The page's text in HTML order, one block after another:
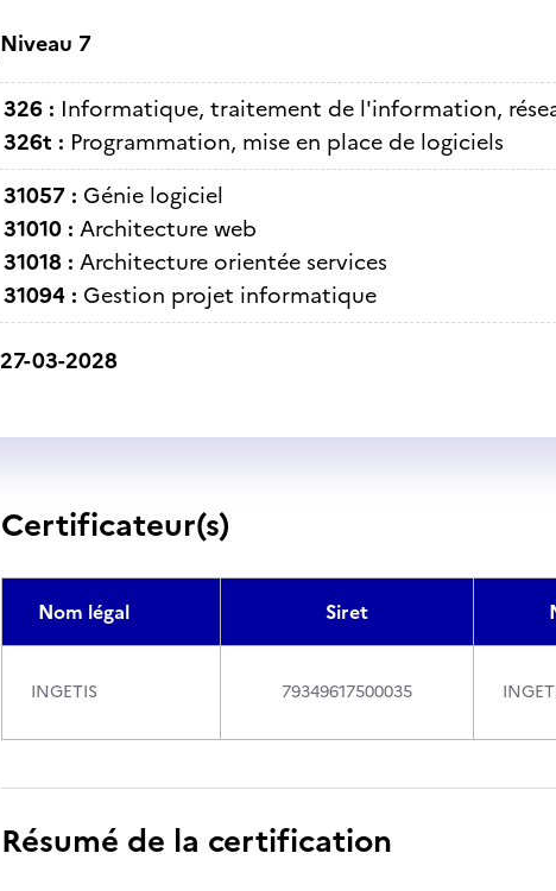
Niveau 7
326 : Informatique, traitement de l'information,
326t : Programmation, mise en place de logiciels
31057 : Génie logiciel
31010 : Architecture web
31018 : Architecture orientée services
31094 : Gestion projet informatique
27-03-2028
Certificateur(s)
Nom légal Siret
INGETIS 79349617500035
Résumé de la certification